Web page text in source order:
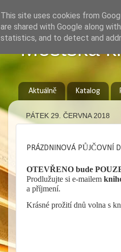
Městská
Aktuálně Katalog
PÁTEK 29. ČERVNA 2018
PRÁZDNINOVÁ PŮJČOVNÍ
OTEVŘENO bude
Prodlužujte si e-mailem
a příjmení.
Krásné prožití dnů volna s
This site uses cookies from
are shared with Google along
statistics, and to detect and